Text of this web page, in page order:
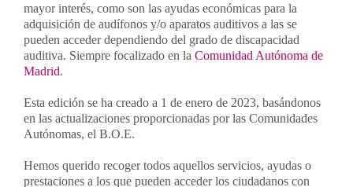
mayor interés, como son las ayudas económicas para la
adquisición de audífonos y/o aparatos auditivos a las se
pueden acceder dependiendo del grado de discapacidad
auditiva. Siempre focalizado en la Comunidad Autónoma de
Madrid.
Esta edición se ha creado a 1 de enero de 2023, basándonos
en las actualizaciones proporcionadas por las Comunidades
Autónomas, el B.O.E.
Hemos querido recoger todos aquellos servicios, ayudas o
prestaciones a los que pueden acceder los ciudadanos con